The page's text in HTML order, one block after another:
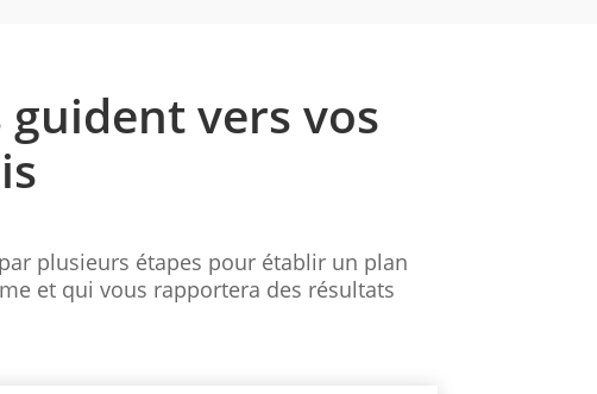
vers vos
plusieurs étapes pour établir un plan
et qui vous rapportera des résultats